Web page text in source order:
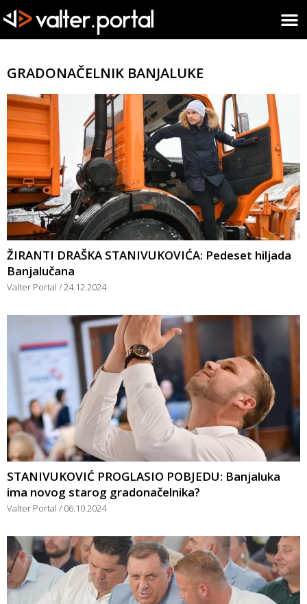
GRADONAČELNIK BANJALUKE
ŽIRANTI DRAŠKA STANIVUKOVIĆA: Pedeset hiljada
Banjalučana
Valter Portal 24.12.2024
STANIVUKOVIĆ PROGLASIO POBJEDU: Banjaluka
ima novog starog gradonačelnika?
Valter Portal 06.10.2024